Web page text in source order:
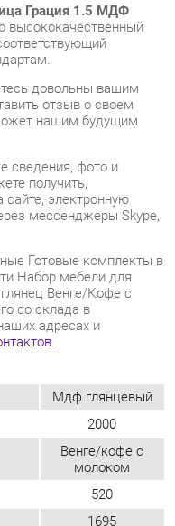
довольны вашим
отзыв о своем
нашим будущим
фото и
получить,
электронную
мессенджеры Skype,
Готовые комплекты в
мебели для
Венге/Кофе с
со склада в
адресах и
Мдф глянцевый
2000
520
1695
Нет